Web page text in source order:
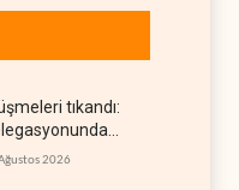
tıkandı:
çıktı2026